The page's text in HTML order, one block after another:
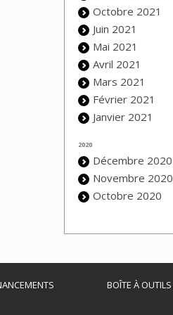
Octobre 2021
Juin 2021
Mai 2021
Avril 2021
Mars 2021
Février 2021
Janvier 2021
2020
Décembre 2020
Novembre 2020
Octobre 2020
BOÎTE À OUTILS